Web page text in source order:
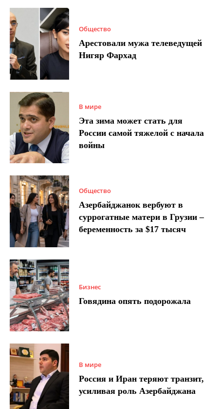
Общество
Арестовали мужа телеведущей
Нигяр Фархад
В мире
Эта зима может стать для
России самой тяжелой с начала
войны
Общество
Азербайджанок вербуют в
суррогатные матери в Грузии –
беременность за $17 тысяч
Бизнес
Говядина опять подорожала
В мире
Россия и Иран теряют транзит,
усиливая роль Азербайджана